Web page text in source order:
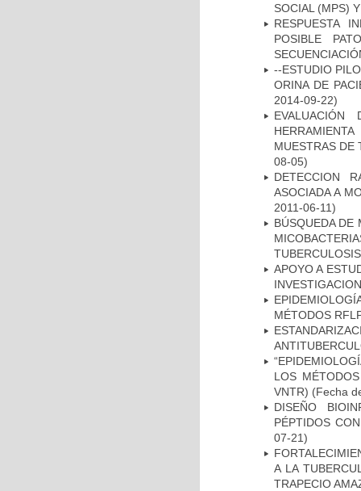
SOCIAL (MPS)
RESPUESTA
POSIBLE
--ESTUDIO
ORINA DE
2014-09-22)
MUESTRAS DE
08-05)
DETECCION
ASOCIADA A
2011-06-11)
BÚSQUEDA DE
APOYO A
MÉTODOS
LOS
VNTR) (Fecha
DISEÑO
PÉPTIDOS
07-21)
A LA
TRAPECIO